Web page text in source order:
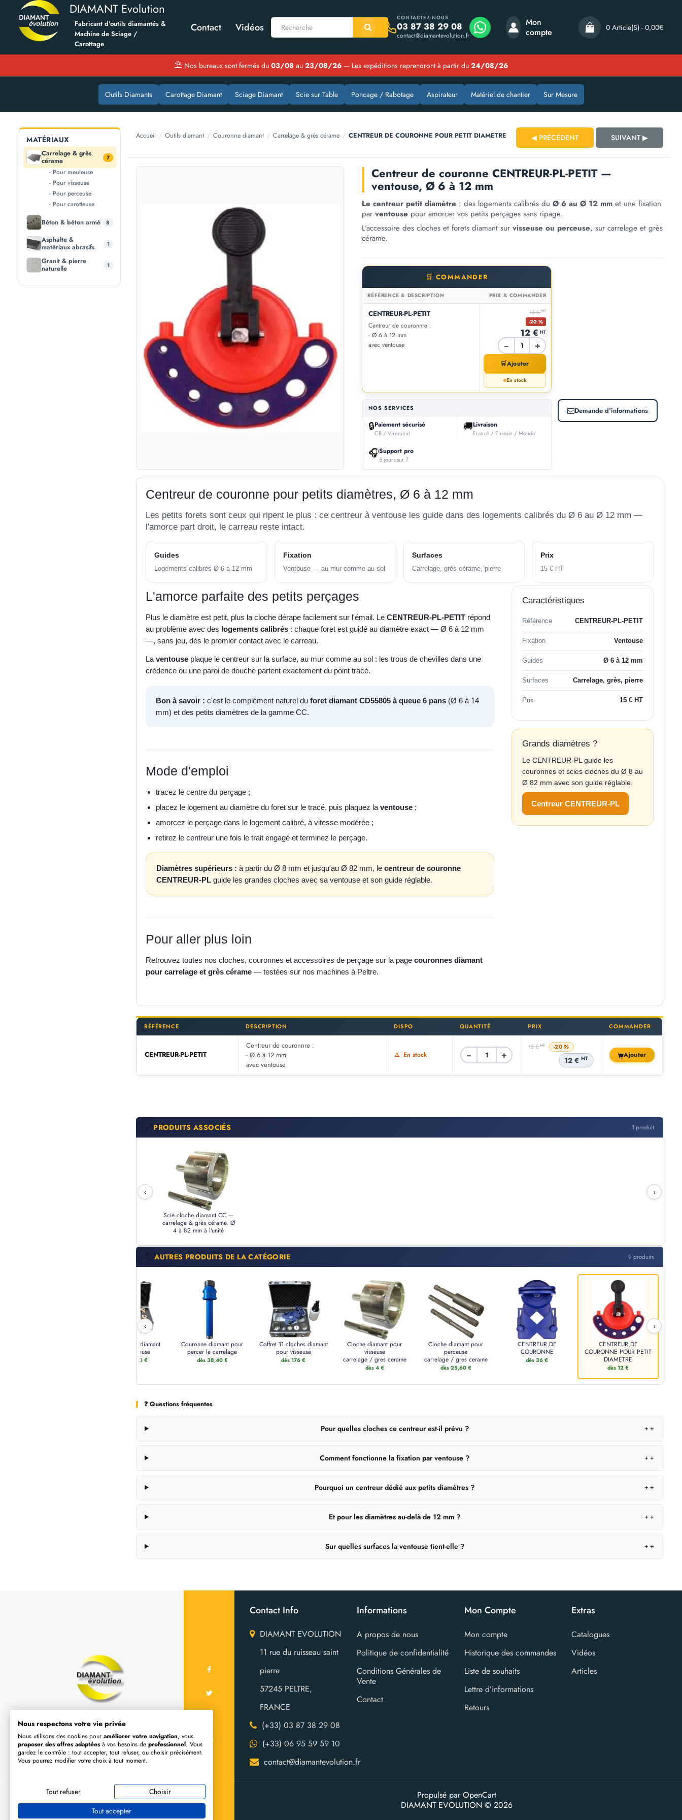
DIAMANT Evolution
Fabricant d'outils diamantés &
Machine de Sciage /
Carottage
Contact Vidéos
CONTACTEZ-NOUS
03 87 38 29 08
contact@diamantevolution.fr
Mon
compte
0 Article(s) - 0,00€
⛱ Nos bureaux sont fermés du 03/08 au 23/08/26 — Les expéditions reprendront à partir du 24/08/26
Outils Diamants Carottage Diamant Sciage Diamant Scie sur Table Poncage / Rabotage Aspirateur Matériel de chantier Sur Mesure
MATÉRIAUX
Carrelage & grès
cérame
7
- Pour meuleuse
- Pour visseuse
- Pour perceuse
- Pour carotteuse
Béton & béton armé
8
Asphalte &
matériaux abrasifs
1
Granit & pierre
naturelle
1
Accueil / Outils diamant / Couronne diamant / Carrelage & grès cérame / CENTREUR DE COURONNE POUR PETIT DIAMETRE ◀ PRÉCÉDENT SUIVANT ▶
Centreur de couronne CENTREUR-PL-PETIT —
ventouse, Ø 6 à 12 mm
Le centreur petit diamètre : des logements calibrés duØ 6 au Ø 12 mm et une fixation
parventouse pour amorcer vos petits perçages sans ripage.
L'accessoire des cloches et forets diamant survisseuse ou perceuse, sur carrelage et grès
cérame.
🛒 COMMANDER
RÉFÉRENCE & DESCRIPTION PRIX & COMMANDER
CENTREUR-PL-PETIT
Centreur de couronnre :
- Ø 6 à 12 mm
avec ventouse
15 €HT
-20 %
12 € HT
− +
🛒Ajouter
En stock
NOS SERVICES
🔒Paiement sécurisé
CB / Virement 🚚Livraison
France / Europe / Monde
🎧Support pro
5 jours sur 7
Demande d'informations
Centreur de couronne pour petits diamètres, Ø 6 à 12 mm
Les petits forets sont ceux qui ripent le plus : ce centreur à ventouse les guide dans des logements calibrés du Ø 6 au Ø 12 mm —
l'amorce part droit, le carreau reste intact.
Guides
Logements calibrés Ø 6 à 12 mm
Fixation
Ventouse — au mur comme au sol
Surfaces
Carrelage, grès cérame, pierre
Prix
15 € HT
L'amorce parfaite des petits perçages
Plus le diamètre est petit, plus la cloche dérape facilement sur l'émail. LeCENTREUR-PL-PETIT répond
au problème avec des logements calibrés : chaque foret est guidé au diamètre exact — Ø 6 à 12 mm
—, sans jeu, dès le premier contact avec le carreau.
Laventouse plaque le centreur sur la surface, au mur comme au sol : les trous de chevilles dans une
crédence ou une paroi de douche partent exactement du point tracé.
Bon à savoir : c'est le complément naturel duforet diamant CD55805 à queue 6 pans (Ø 6 à 14
mm) et des petits diamètres de la gamme CC.
Mode d'emploi
tracez le centre du perçage ;
placez le logement au diamètre du foret sur le tracé, puis plaquez laventouse ;
amorcez le perçage dans le logement calibré, à vitesse modérée ;
retirez le centreur une fois le trait engagé et terminez le perçage.
Diamètres supérieurs : à partir du Ø 8 mm et jusqu'au Ø 82 mm, lecentreur de couronne
CENTREUR-PL guide les grandes cloches avec sa ventouse et son guide réglable.
Pour aller plus loin
Retrouvez toutes nos cloches, couronnes et accessoires de perçage sur la pagecouronnes diamant
pour carrelage et grès cérame — testées sur nos machines à Peltre.
Caractéristiques
Référence CENTREUR-PL-PETIT
Fixation Ventouse
Guides Ø 6 à 12 mm
Surfaces Carrelage, grès, pierre
Prix 15 € HT
Grands diamètres ?
Le CENTREUR-PL guide les
couronnes et scies cloches du Ø 8 au
Ø 82 mm avec son guide réglable.
Centreur CENTREUR-PL
RÉFÉRENCE DESCRIPTION DISPO QUANTITÉ PRIX COMMANDER
CENTREUR-PL-PETIT
Centreur de couronnre :
- Ø 6 à 12 mm
avec ventouse
En stock − +
15 €HT -20 %
12 €HT Ajouter
🔗PRODUITS ASSOCIÉS 1 produit
‹ ›
Scie cloche diamant CC —
carrelage & grès cérame, Ø
4 à 82 mm à l'unité
🏷️AUTRES PRODUITS DE LA CATÉGORIE 9 produits
‹ ›
Coffret cloche diamant
pour meuleuse
dès 237,60 €
Couronne diamant pour
percer le carrelage
dès 38,40 €
Coffret 11 cloches diamant
pour visseuse
dès 176 €
Cloche diamant pour
visseuse
carrelage / gres cerame
dès 4 €
Cloche diamant pour
perceuse
carrelage / gres cerame
dès 25,60 €
CENTREUR DE
COURONNE
dès 36 €
CENTREUR DE
COURONNE POUR PETIT
DIAMETRE
dès 12 €
❓ Questions fréquentes
Pour quelles cloches ce centreur est-il prévu ? ＋
Comment fonctionne la fixation par ventouse ? ＋
Pourquoi un centreur dédié aux petits diamètres ? ＋
Et pour les diamètres au-delà de 12 mm ? ＋
Sur quelles surfaces la ventouse tient-elle ? ＋
Une large gamme d'outils diamants :
disque diamant, couronne de
carottage, plateau a poncer et de
machine de sciage / carottage à sec,
Contact Info
DIAMANT EVOLUTION
11 rue du ruisseau saint
pierre
57245 PELTRE,
FRANCE
(+33) 03 87 38 29 08
(+33) 06 95 59 59 10
contact@diamantevolution.fr
Informations
A propos de nous
Politique de confidentialité
Conditions Générales de
Vente
Contact
Mon Compte
Mon compte
Historique des commandes
Liste de souhaits
Lettre d’informations
Retours
Extras
Catalogues
Vidéos
Articles
Propulsé parOpenCart
DIAMANT EVOLUTION © 2026
Nous respectons votre vie privée
Nous utilisons des cookies pour améliorer votre navigation, vous
proposer des offres adaptéesà vos besoins de professionnel. Vous
gardez le contrôle : tout accepter, tout refuser, ou choisir précisément.
Vous pourrez modifier votre choix à tout moment.
Tout refuser
Choisir
Tout accepter